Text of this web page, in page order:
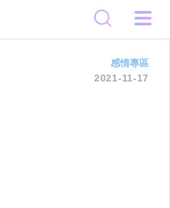
感情專區
2021-11-17